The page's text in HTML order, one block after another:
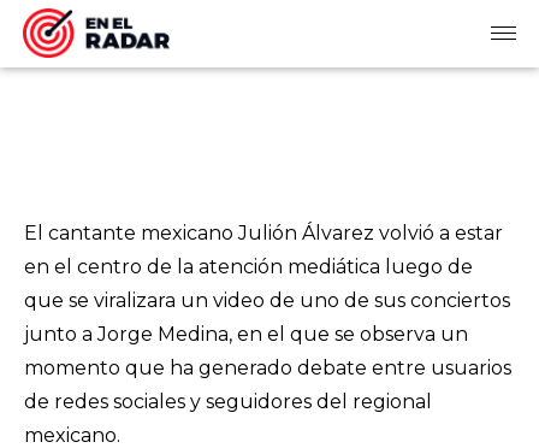
El cantante mexicano Julión Álvarez volvió a estar
en el centro de la atención mediática luego de
que se viralizara un video de uno de sus conciertos
junto a Jorge Medina, en el que se observa un
momento que ha generado debate entre usuarios
de redes sociales y seguidores del regional
mexicano.